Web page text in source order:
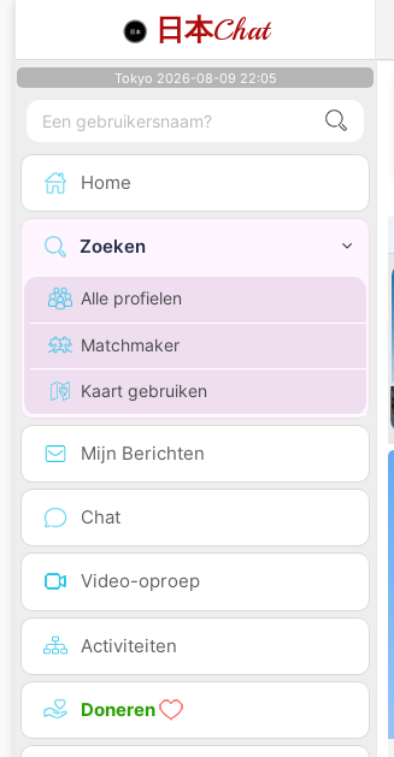
日本Chat
Tokyo 2026-08-09 22:05
Home
Zoeken
Alle profielen
Matchmaker
Kaart gebruiken
Mijn Berichten
Chat
Video-oproep
Activiteiten
Doneren